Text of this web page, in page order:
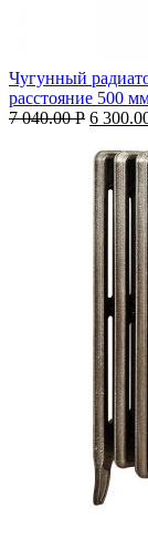
Чугунный
расстояние 500
7 040.00Р 6